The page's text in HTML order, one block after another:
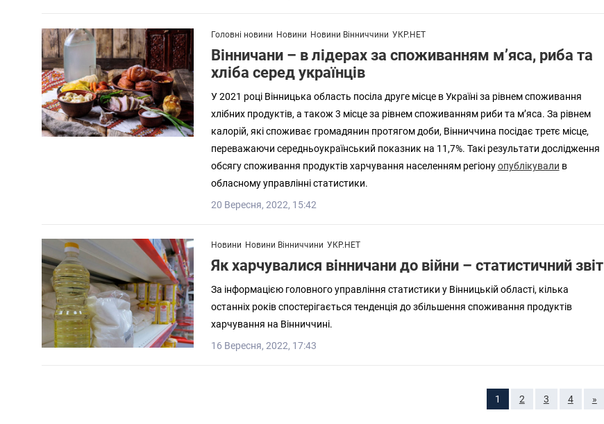
Головні новини Новини Новини Вінниччини УКР.НЕТ
Вінничани – в лідерах за споживанням м’яса, риба та
хліба серед українців
У 2021 році Вінницька область посіла друге місце в Україні за рівнем споживання
хлібних продуктів, а також 3 місце за рівнем споживанням риби та м’яса. За рівнем
калорій, які споживає громадянин протягом доби, Вінниччина посідає третє місце,
переважаючи середньоукраїнський показник на 11,7%. Такі результати дослідження
обсягу споживання продуктів харчування населенням регіонуопублікували в
обласному управлінні статистики.
20 Вересня, 2022, 15:42
Новини Новини Вінниччини УКР.НЕТ
Як харчувалися вінничани до війни – статистичний звіт
За інформацією головного управління статистики у Вінницькій області, кілька
останніх років спостерігається тенденція до збільшення споживання продуктів
харчування на Вінниччині.
16 Вересня, 2022, 17:43
1 2 3 4 »